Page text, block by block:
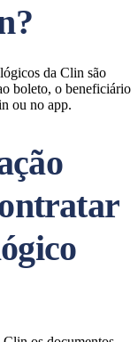
da Clin são
boleto, o beneficiário
ou no app.